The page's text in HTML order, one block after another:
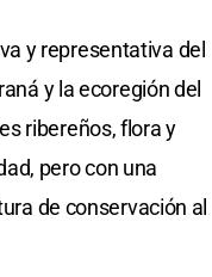
y representativa del
y la ecoregión del
ribereños, flora y
pero con una
de conservación al